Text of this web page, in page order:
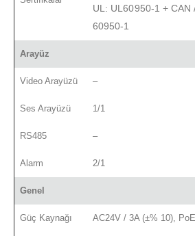
UL: UL60950-1 + CAN
60950-1
Arayüz
Video Arayüzü –
Ses Arayüzü 1/1
RS485 –
Alarm 2/1
Genel
Güç Kaynağı AC24V / 3A (±% 10),